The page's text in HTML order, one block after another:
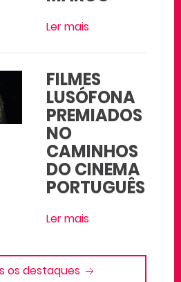
Ler mais
FILMES
LUSÓFONA
PREMIADOS
NO
CAMINHOS
DO CINEMA
PORTUGUÊS
Ler mais
os destaques